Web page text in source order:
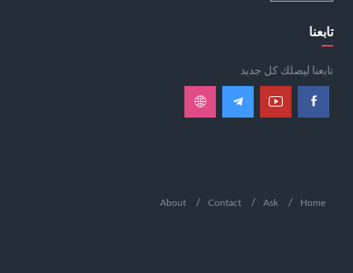
تابعنا
تابعنا ليصلك كل جديد
Home
Ask
Contact
About